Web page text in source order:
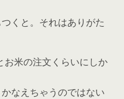
くと。それはありがた
お米の注文くらいにしか
なえちゃうのではない